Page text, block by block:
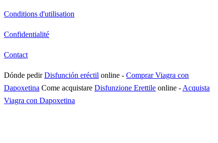
Conditions d'utilisation
Confidentialité
Contact
Dónde pedirDisfunción eréctil online - Comprar Viagra con
Dapoxetina Come acquistare Disfunzione Erettile online - Acquista
Viagra con Dapoxetina